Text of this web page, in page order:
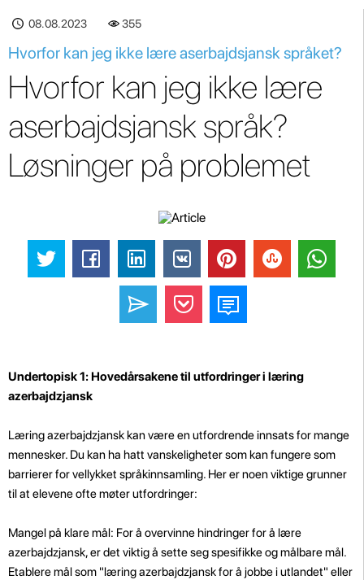
08.08.2023 355
Hvorfor kan jeg ikke lære aserbajdsjansk språket?
Hvorfor kan jeg ikke lære
aserbajdsjansk språk?
Løsninger på problemet
Undertopisk 1: Hovedårsakene til utfordringer i læring
azerbajdzjansk
Læring azerbajdzjansk kan være en utfordrende innsats for mange
mennesker. Du kan ha hatt vanskeligheter som kan fungere som
barrierer for vellykket språkinnsamling. Her er noen viktige grunner
til at elevene ofte møter utfordringer:
Mangel på klare mål: For å overvinne hindringer for å lære
azerbajdzjansk, er det viktig å sette seg spesifikke og målbare mål.
Etablere mål som "læring azerbajdzjansk for å jobbe i utlandet" eller